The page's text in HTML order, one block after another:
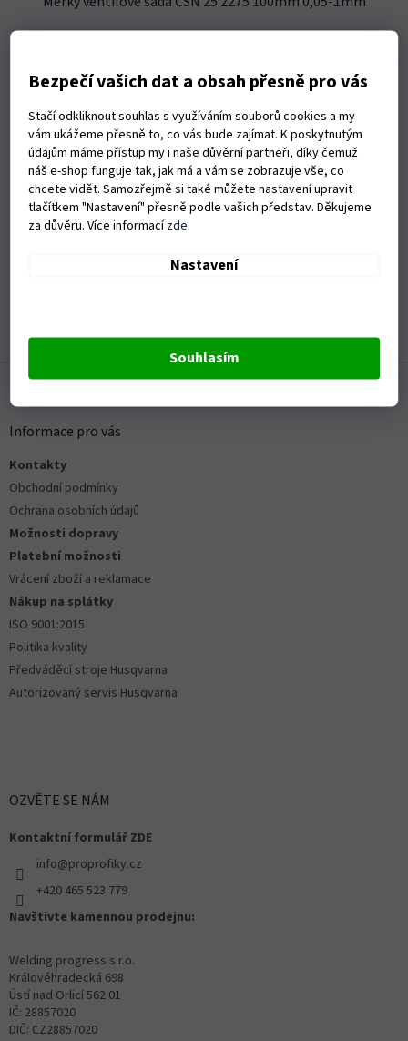
Bezpečí vašich dat a obsah přesně pro vás
Stačí odkliknout souhlas s využíváním souborů cookies a my
vám ukážeme přesně to, co vás bude zajímat. K poskytnutým
údajům máme přístup my i naše důvěrní partneři, díky čemuž
náš e-shop funguje tak, jak má a vám se zobrazuje vše, co
chcete vidět. Samozřejmě si také můžete nastavení upravit
tlačítkem "Nastavení" přesně podle vašich představ. Děkujeme
za důvěru. Více informacízde.
Nastavení
Souhlasím
256 Kč
O
v
l
á
c
v
k
y
v
ý
3položek celkem
Držíme skladem nejoblíbenější produkty
Po zkušenostech z minulého roku se snažíme držet
skladem větší množství vašich oblíbených produktů a
Informace pro vás
Kontakty
Obchodní podmínky
Ochrana osobních údajů
Možnosti dopravy
Platební možnosti
Vrácení zboží a reklamace
Nákup na splátky
ISO 9001:2015
Politika kvality
Předváděcí stroje Husqvarna
Autorizovaný servis Husqvarna
OZVĚTE SE NÁM
Kontaktní formulář ZDE
info@proprofiky.cz
+420 465 523 779
Navštivte kamennou prodejnu:
Welding progress s.r.o.
Královéhradecká 698
Ústí nad Orlicí 562 01
IČ: 28857020
DIČ: CZ28857020